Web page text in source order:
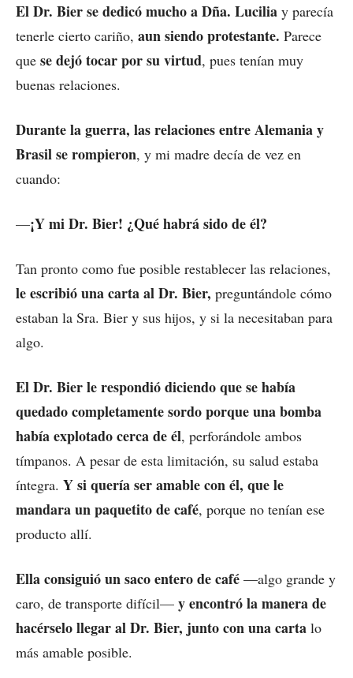
El Dr. Bier se dedicó mucho a Dña. Lucilia y parecía
tenerle cierto cariño, aun siendo protestante. Parece
que se dejó tocar por su virtud, pues tenían muy
buenas relaciones.
Durante la guerra, las relaciones entre Alemania y
Brasil se rompieron, y mi madre decía de vez en
cuando:
—¡Y mi Dr. Bier! ¿Qué habrá sido de él?
Tan pronto como fue posible restablecer las relaciones,
le escribió una carta al Dr. Bier, preguntándole cómo
estaban la Sra. Bier y sus hijos, y si la necesitaban para
algo.
El Dr. Bier le respondió diciendo que se había
quedado completamente sordo porque una bomba
había explotado cerca de él, perforándole ambos
tímpanos. A pesar de esta limitación, su salud estaba
íntegra. Y si quería ser amable con él, que le
mandara un paquetito de café, porque no tenían ese
producto allí.
Ella consiguió un saco entero de café —algo grande y
caro, de transporte difícil— y encontró la manera de
hacérselo llegar al Dr. Bier, junto con una carta lo
más amable posible.